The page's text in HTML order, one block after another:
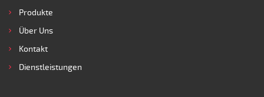
Produkte
Über Uns
Kontakt
Dienstleistungen